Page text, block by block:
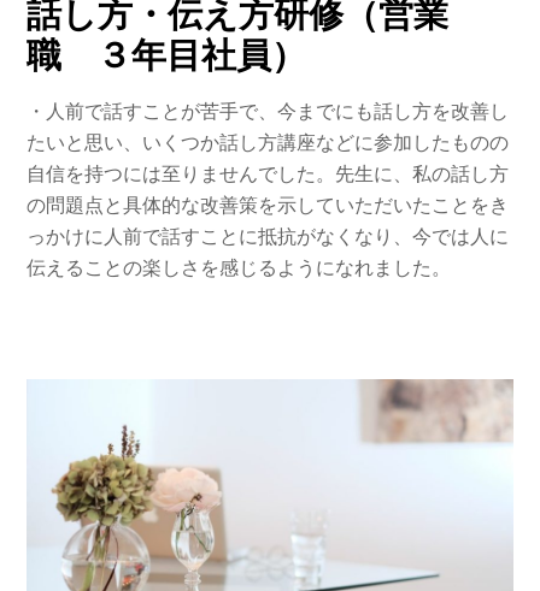
話し方・伝え方研修（営業
職 ３年目社員）
・人前で話すことが苦手で、今までにも話し方を改善し
たいと思い、いくつか話し方講座などに参加したものの
自信を持つには至りませんでした。先生に、私の話し方
の問題点と具体的な改善策を示していただいたことをき
っかけに人前で話すことに抵抗がなくなり、今では人に
伝えることの楽しさを感じるようになれました。